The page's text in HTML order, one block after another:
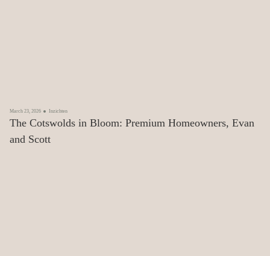
The Cotswolds in Bloom: Premium Homeowners, Evan
and Scott
March 23, 2026 Inzichten